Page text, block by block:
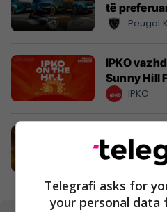
të
Peugot
IPKO
Sunny Hill
IPKO
3, 4 dhe 5
Expo
Telegrafi asks for
your personal